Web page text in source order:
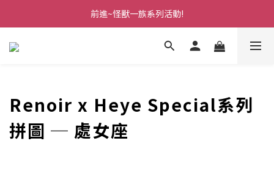
前進~怪獸一族系列活動!
前進~怪獸一族系列活動!
分享美好時光 ∣ APP好友推薦
Renoir x Heye Special系列
拼圖 ─ 處女座